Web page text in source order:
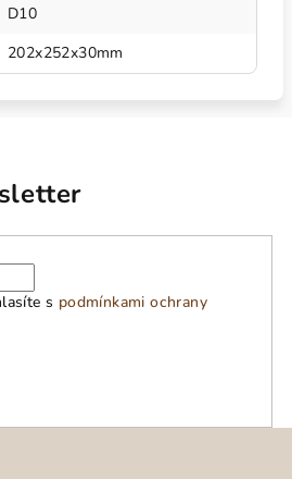
D10
202x252x30mm
s podmínkami ochrany